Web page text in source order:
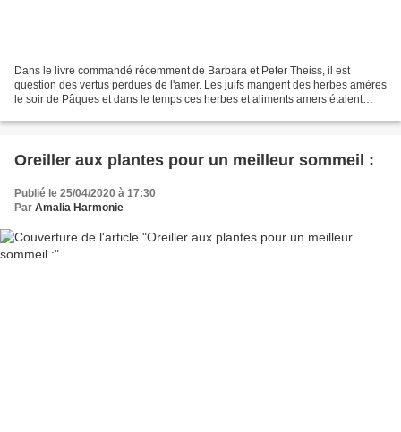
Dans le livre commandé récemment de Barbara et Peter Theiss, il est
question des vertus perdues de l'amer. Les juifs mangent des herbes amères
le soir de Pâques et dans le temps ces herbes et aliments amers étaient
Oreiller aux plantes pour un meilleur sommeil :
Publié le 25/04/2020 à 17:30
Par Amalia Harmonie